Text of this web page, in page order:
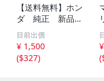
【送料無料】ホン
ダ 純正 新品 C
B250T CB400T C
B250N CB400N
バブ ホーク2 ホ
ーク フロントフ
目前出價
¥ 1,500
($327)
(